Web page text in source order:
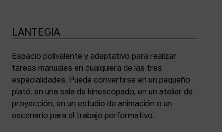
LANTEGIA
Espacio polivalente y adaptativo para realizar
tareas manuales en cualquiera de las tres
especialidades. Puede convertirse en un pequeño
plató, en una sala de kinescopado, en un atelier de
proyección, en un estudio de animación o un
escenario para el trabajo performativo.